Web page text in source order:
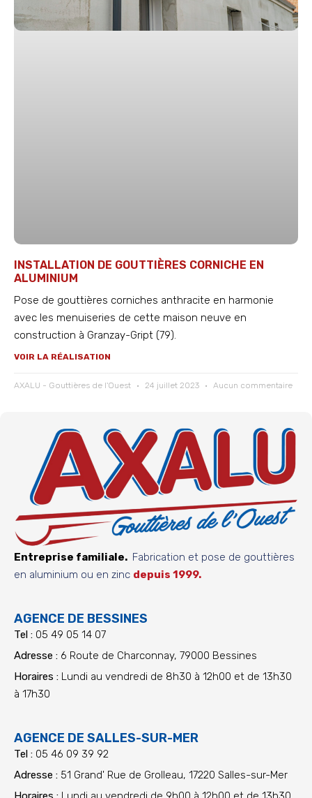
INSTALLATION DE GOUTTIÈRES CORNICHE EN
ALUMINIUM
Pose de gouttières corniches anthracite en harmonie
avec les menuiseries de cette maison neuve en
construction à Granzay-Gript (79).
VOIR LA RÉALISATION
AXALU - Gouttières de l'Ouest 24 juillet 2023 Aucun commentaire
Entreprise familiale. Fabrication et pose de gouttières
en aluminium ou en zinc depuis 1999.
AGENCE DE BESSINES
Tel : 05 49 05 14 07
Adresse : 6 Route de Charconnay, 79000 Bessines
Horaires : Lundi au vendredi de 8h30 à 12h00 et de 13h30
à 17h30
AGENCE DE SALLES-SUR-MER
Tel : 05 46 09 39 92
Adresse : 51 Grand' Rue de Grolleau, 17220 Salles-sur-Mer